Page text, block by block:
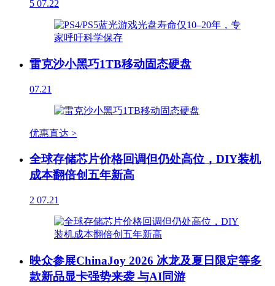
5 07.22
雷克沙小黑巧1TB移动固态硬盘
07.21
优惠直达 >
全球存储芯片价格回调但仍处高位，DIY装机
成本翻倍创五年新高
2 07.21
映众参展ChinaJoy 2026 冰龙及夏日限定等多
款新品显卡强势来袭 与AI同游